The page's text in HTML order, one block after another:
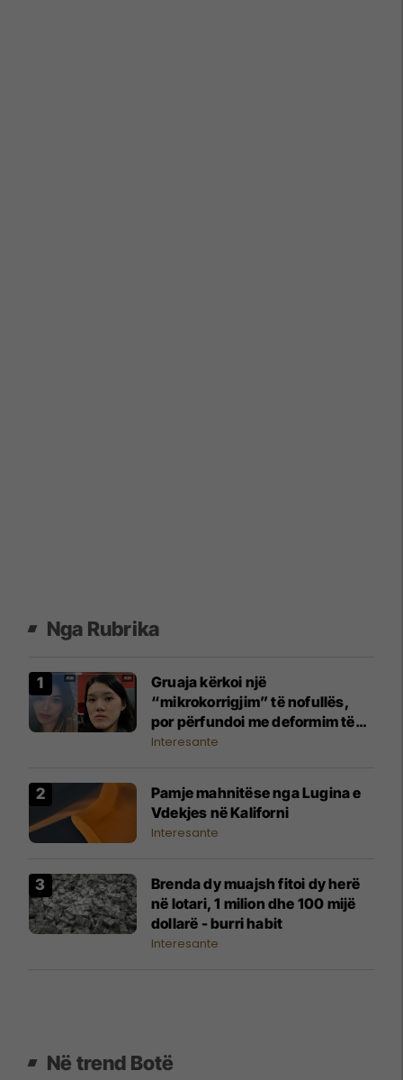
Nga Rubrika
Gruaja kërkoi një
“mikrokorrigjim” të nofullës,
por përfundoi me deformim të
madh të fytyrës
Interesante
Pamje mahnitëse nga Lugina e
Vdekjes në Kaliforni
Interesante
Brenda dy muajsh fitoi dy herë
në lotari, 1 milion dhe 100 mijë
dollarë - burri habit
Interesante
Në trend Botë